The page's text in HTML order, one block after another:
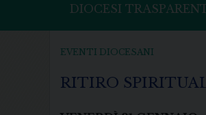
DIOCESI
EVENTI DIOCESANI
RITIRO